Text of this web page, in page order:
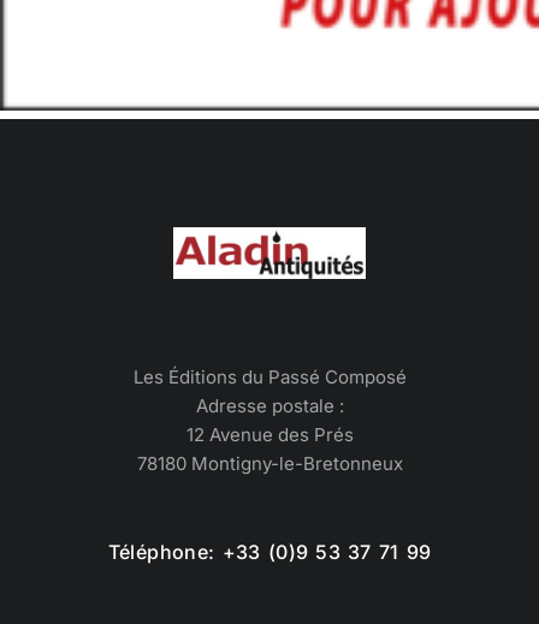
Les Éditions du Passé Composé
Adresse postale :
12 Avenue des Prés
78180 Montigny-le-Bretonneux
Téléphone: +33 (0)9 53 37 71 99